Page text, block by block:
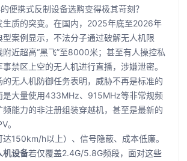
便携式反制设备选购变得极其苛刻？
生质的突变。在国内，2025年底至2026年
案例显示，不法分子通过破解无人机限
近超高“黑飞”至8000米；甚至有人操控私
禁区上空的无人机进行直播，涉嫌泄密。
无人机防御任务表明，威胁不再是标准的
是大量使用433MHz、915MHz等非常规频
能力的非注册组装穿越机，甚至是最新的
。
150km/h以上）、信号隐蔽、成本低廉。
机设备若仅覆盖2.4G/5.8G频段，面对这些